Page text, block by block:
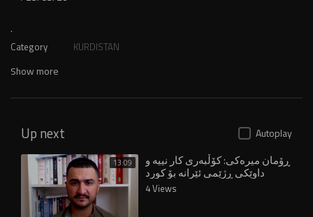
.
Category KURDISTAN
Show more
Up next Autoplay
13:09 ڕۆمان میرەکی: کۆڵبەری کار نییە و
داوێکی ڕژێمی ئێرانە بۆ کورد
4 Views